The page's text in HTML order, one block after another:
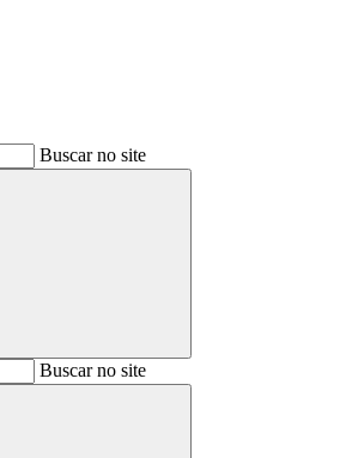
Buscar no site
BuscarBuscar no site